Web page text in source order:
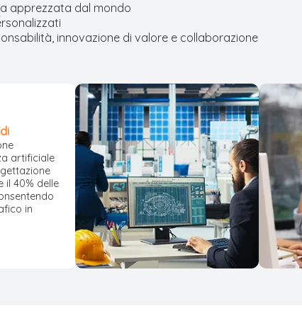
apprezzata dal mondo
innovazione di valore e collaborazione
artificiale
il 40% delle
in